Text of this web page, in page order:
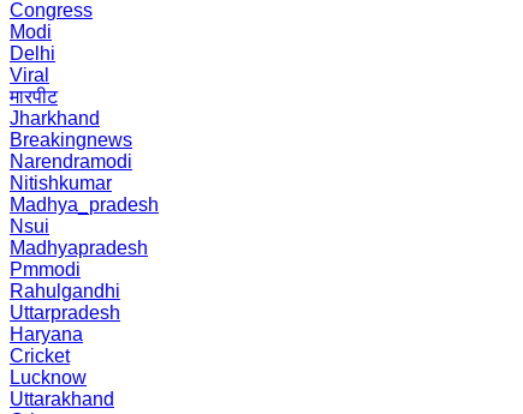
Congress
Modi
Delhi
Viral
मारपीट
Jharkhand
Breakingnews
Narendramodi
Nitishkumar
Madhya_pradesh
Nsui
Madhyapradesh
Pmmodi
Rahulgandhi
Uttarpradesh
Haryana
Cricket
Lucknow
Uttarakhand